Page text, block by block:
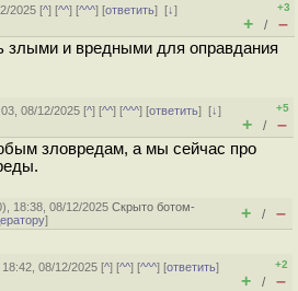
2025 [^] [^^] [^^^] [ответить][↓]
+3
+ / –
и вредными для оправдания
08/12/2025 [^] [^^] [^^^] [ответить][↓]
+5
+ / –
зловредам, а мы сейчас про
), 18:38, 08/12/2025Скрыто ботом-
] + / –
18:42, 08/12/2025 [^] [^^] [^^^] [ответить]
+2
+ / –